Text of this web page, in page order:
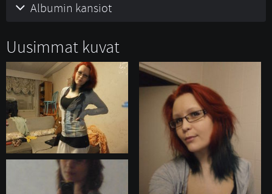
Albumin kansiot
Uusimmat kuvat